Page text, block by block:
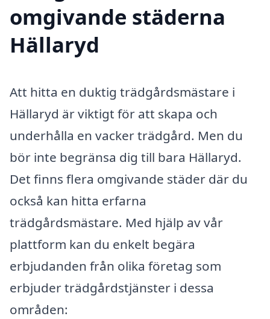
omgivande städerna
Hällaryd
Att hitta en duktig trädgårdsmästare i
Hällaryd är viktigt för att skapa och
underhålla en vacker trädgård. Men du
bör inte begränsa dig till bara Hällaryd.
Det finns flera omgivande städer där du
också kan hitta erfarna
trädgårdsmästare. Med hjälp av vår
plattform kan du enkelt begära
erbjudanden från olika företag som
erbjuder trädgårdstjänster i dessa
områden: